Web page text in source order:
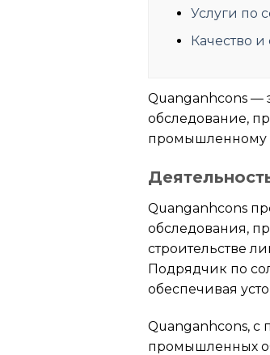
Услуги по
Качество и
Quanganhcons —
обследование,
промышленному
Quanganhcons
обследования,
строительстве
Подрядчик по
обеспечивая
Quanganhcons, с
промышленных